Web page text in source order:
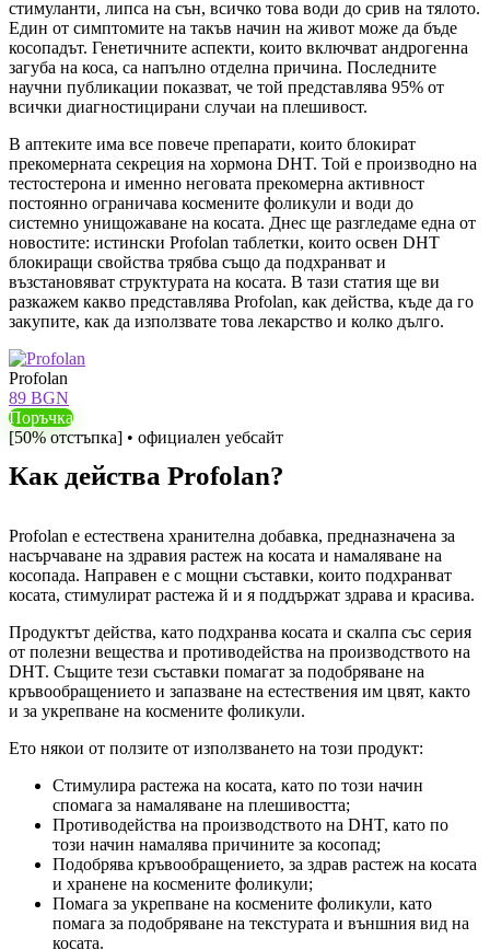
стимуланти, липса на сън, всичко това води до срив на тялото.
Един от симптомите на такъв начин на живот може да бъде
косопадът. Генетичните аспекти, които включват андрогенна
загуба на коса, са напълно отделна причина. Последните
научни публикации показват, че той представлява 95% от
всички диагностицирани случаи на плешивост.
В аптеките има все повече препарати, които блокират
прекомерната секреция на хормона DHT. Той е производно на
тестостерона и именно неговата прекомерна активност
постоянно ограничава космените фоликули и води до
системно унищожаване на косата. Днес ще разгледаме една от
новостите: истински Profolan таблетки, които освен DHT
блокиращи свойства трябва също да подхранват и
възстановяват структурата на косата. В тази статия ще ви
разкажем какво представлява Profolan, как действа, къде да го
закупите, как да използвате това лекарство и колко дълго.
Profolan
89 BGN
Поръчка
[50% отстъпка] • официален уебсайт
Как действа Profolan?
Profolan е естествена хранителна добавка, предназначена за
насърчаване на здравия растеж на косата и намаляване на
косопада. Направен е с мощни съставки, които подхранват
косата, стимулират растежа й и я поддържат здрава и красива.
Продуктът действа, като подхранва косата и скалпа със серия
от полезни вещества и противодейства на производството на
DHT. Същите тези съставки помагат за подобряване на
кръвообращението и запазване на естествения им цвят, както
и за укрепване на космените фоликули.
Ето някои от ползите от използването на този продукт:
Стимулира растежа на косата, като по този начин
спомага за намаляване на плешивостта;
Противодейства на производството на DHT, като по
този начин намалява причините за косопад;
Подобрява кръвообращението, за здрав растеж на косата
и хранене на космените фоликули;
Помага за укрепване на космените фоликули, като
помага за подобряване на текстурата и външния вид на
косата.